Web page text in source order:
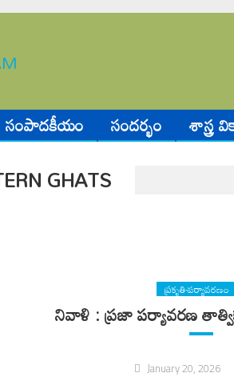
సంపాదకీయం సందర్భం శాస్త్ర
GHATS
ప్రకృతి-పర్యావరణం
నివాళి : ప్రజా పర్యావరణ
January 20, 2026